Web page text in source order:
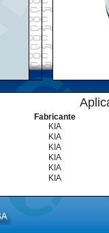
Fabricante
KIA
KIA
KIA
KIA
KIA
KIA